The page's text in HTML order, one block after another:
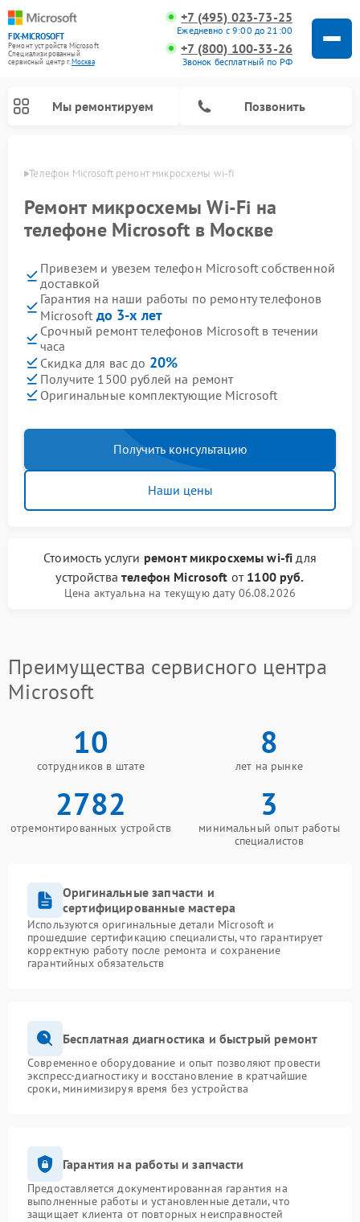
FIX-MICROSOFT
Ремонт устройств Microsoft
Специализированный
cервисный центр г.Москва
+7 (495) 023-73-25
Ежедневно с 9:00 до 21:00
+7 (800) 100-33-26
Звонок бесплатный по РФ
Мы ремонтируем Позвонить
Телефон Microsoft ремонт микросхемы wi-fi
Ремонт микросхемы Wi-Fi на
телефоне Microsoft в Москве
Привезем и увезем телефон Microsoft собственной
доставкой
Гарантия на наши работы по ремонту телефонов
Microsoft до 3-х лет
Срочный ремонт телефонов Microsoft в течении
часа
Скидка для вас до 20%
Получите 1500 рублей на ремонт
Оригинальные комплектующие Microsoft
Получить консультацию
Наши цены
Стоимость услуги ремонт микросхемы wi-fi для
устройствателефон Microsoft от 1100 руб.
Цена актуальна на текущую дату 06.08.2026
Преимущества сервисного центра
Microsoft
10
сотрудников в штате
8
лет на рынке
2782
отремонтированных устройств
3
минимальный опыт работы
специалистов
Оригинальные запчасти и
сертифицированные мастера
Используются оригинальные детали Microsoft и
прошедшие сертификацию специалисты, что гарантирует
корректную работу после ремонта и сохранение
гарантийных обязательств
Бесплатная диагностика и быстрый ремонт
Современное оборудование и опыт позволяют провести
экспресс-диагностику и восстановление в кратчайшие
сроки, минимизируя время без устройства
Гарантия на работы и запчасти
Предоставляется документированная гарантия на
выполненные работы и установленные детали, что
защищает клиента от повторных неисправностей